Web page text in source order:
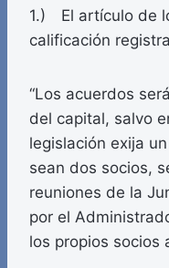
1.) El artículo de
calificación
“Los acuerdos
del capital, salvo
legislación exija un
sean dos socios,
reuniones de la
por el
los propios socios